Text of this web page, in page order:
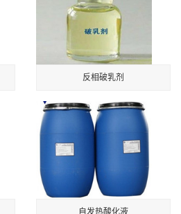
反相破乳剂
自发热酸化液